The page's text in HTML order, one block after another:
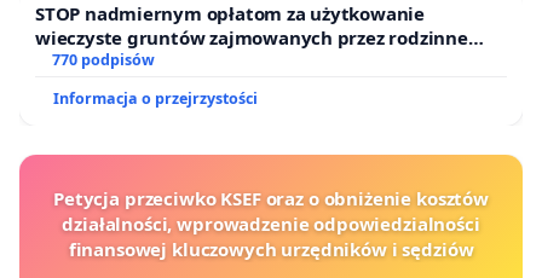
STOP nadmiernym opłatom za użytkowanie
wieczyste gruntów zajmowanych przez rodzinne
ogrody działkowe.
770 podpisów
Informacja o przejrzystości
Petycja przeciwko KSEF oraz o obniżenie kosztów
działalności, wprowadzenie odpowiedzialności
finansowej kluczowych urzędników i sędziów